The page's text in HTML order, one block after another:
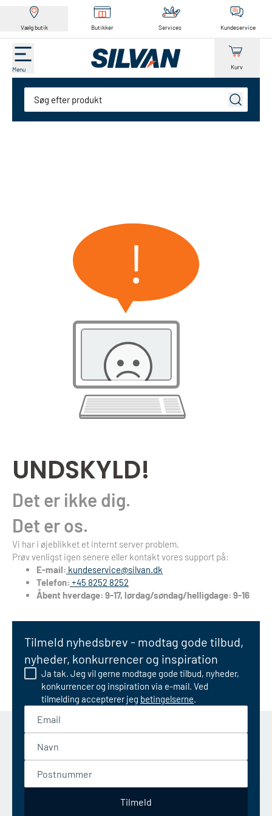
Vælg butik Butikker Services Kundeservice
Menu Kurv
Søg
UNDSKYLD!
Det er ikke dig.
Det er os.
Vi har i øjeblikket et internt server problem.
Prøv venligst igen senere eller kontakt vores support på:
E-mail: kundeservice@silvan.dk
Telefon: +45 8252 8252
Åbent hverdage: 9-17, lørdag/søndag/helligdage: 9-16
!
Tilmeld nyhedsbrev - modtag gode tilbud,
nyheder, konkurrencer og inspiration
Ja tak. Jeg vil gerne modtage gode tilbud, nyheder,
konkurrencer og inspiration via e-mail. Ved
tilmelding accepterer jeg betingelserne.
Tilmeld